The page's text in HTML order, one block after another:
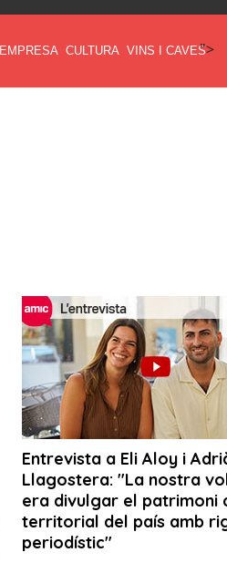
EMPRESA CULTURA VINS I CAVES">